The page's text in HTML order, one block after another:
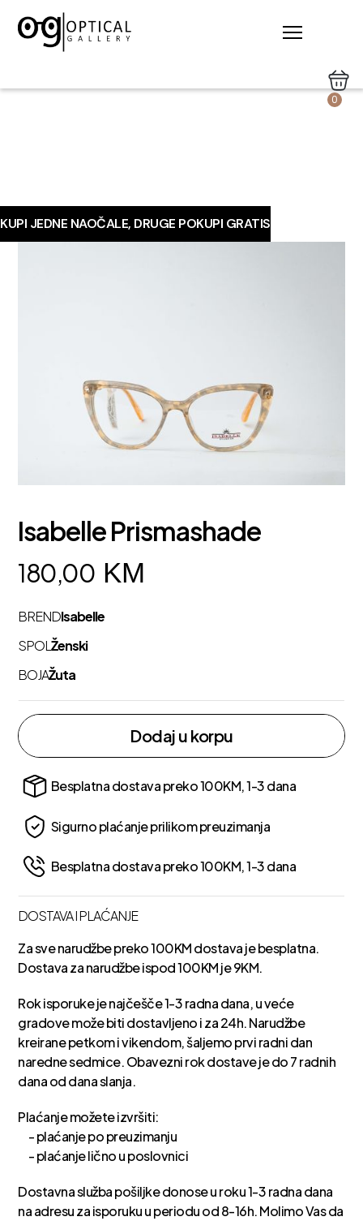
0
KUPI JEDNE NAOČALE, DRUGE POKUPI GRATIS
Isabelle Prismashade
180,00 KM
BRENDIsabelle
SPOLŽenski
BOJAŽuta
Dodaj u korpu
Besplatna dostava preko 100KM, 1-3 dana
Sigurno plaćanje prilikom preuzimanja
Besplatna dostava preko 100KM, 1-3 dana
DOSTAVA I PLAĆANJE
Za sve narudžbe preko 100KM dostava je besplatna.
Dostava za narudžbe ispod 100KM je 9KM.
Rok isporuke je najčešče 1-3 radna dana, u veće
gradove može biti dostavljeno i za 24h. Narudžbe
kreirane petkom i vikendom, šaljemo prvi radni dan
naredne sedmice. Obavezni rok dostave je do 7 radnih
dana od dana slanja.
Plaćanje možete izvršiti:
- plaćanje po preuzimanju
- plaćanje lično u poslovnici
Dostavna služba pošiljke donose u roku 1-3 radna dana
na adresu za isporuku u periodu od 8-16h. Molimo Vas da